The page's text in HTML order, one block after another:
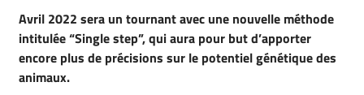
Avril 2022 sera un tournant avec une nouvelle méthode
intitulée “Single step”, qui aura pour but d’apporter
encore plus de précisions sur le potentiel génétique des
animaux.